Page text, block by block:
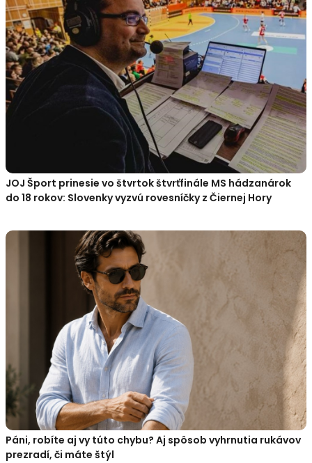
JOJ Šport prinesie vo štvrtok štvrťfinále MS hádzanárok
do 18 rokov: Slovenky vyzvú rovesníčky z Čiernej Hory
Páni, robíte aj vy túto chybu? Aj spôsob vyhrnutia rukávov
prezradí, či máte štýl